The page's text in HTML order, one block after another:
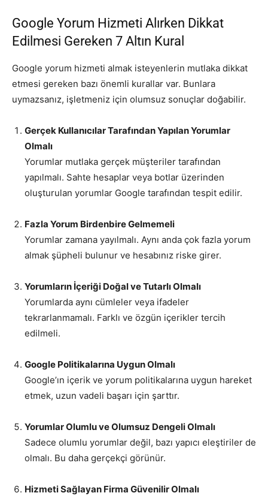
Google Yorum Hizmeti Alırken Dikkat
Edilmesi Gereken 7 Altın Kural
Google yorum hizmeti almak isteyenlerin mutlaka dikkat
etmesi gereken bazı önemli kurallar var. Bunlara
uymazsanız, işletmeniz için olumsuz sonuçlar doğabilir.
Gerçek Kullanıcılar Tarafından Yapılan Yorumlar
Olmalı
Yorumlar mutlaka gerçek müşteriler tarafından
yapılmalı. Sahte hesaplar veya botlar üzerinden
oluşturulan yorumlar Google tarafından tespit edilir.
Fazla Yorum Birdenbire Gelmemeli
Yorumlar zamana yayılmalı. Aynı anda çok fazla yorum
almak şüpheli bulunur ve hesabınız riske girer.
Yorumların İçeriği Doğal ve Tutarlı Olmalı
Yorumlarda aynı cümleler veya ifadeler
tekrarlanmamalı. Farklı ve özgün içerikler tercih
edilmeli.
Google Politikalarına Uygun Olmalı
Google’ın içerik ve yorum politikalarına uygun hareket
etmek, uzun vadeli başarı için şarttır.
Yorumlar Olumlu ve Olumsuz Dengeli Olmalı
Sadece olumlu yorumlar değil, bazı yapıcı eleştiriler de
olmalı. Bu daha gerçekçi görünür.
Hizmeti Sağlayan Firma Güvenilir Olmalı